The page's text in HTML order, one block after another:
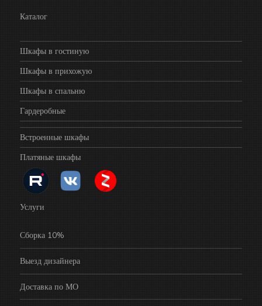
Каталог
Шкафы в гостиную
Шкафы в прихожую
Шкафы в спальню
Гардеробные
Встроенные шкафы
Платяные шкафы
Услуги
Сборка 10%
Выезд дизайнера
Доставка по МО